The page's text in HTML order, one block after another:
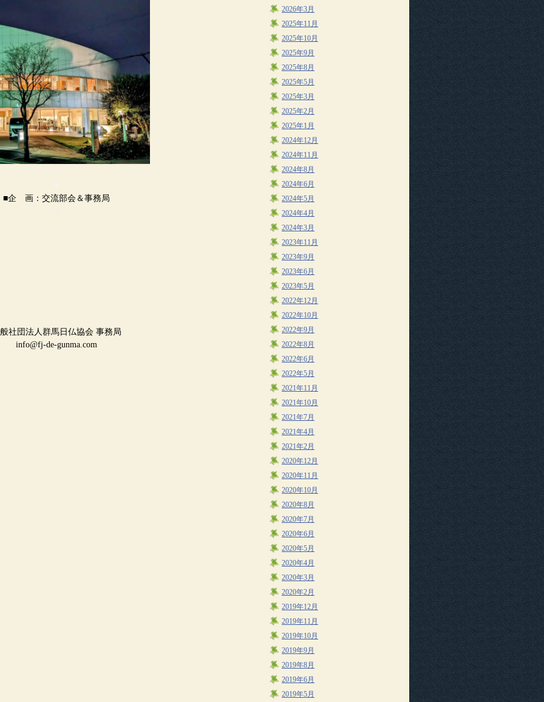
■企 画：交流部会＆事務局
社団法人群馬日仏協会 事務局
info@fj-de-gunma.com
2026年3月
2025年11月
2025年10月
2025年9月
2025年8月
2025年5月
2025年3月
2025年2月
2025年1月
2024年12月
2024年11月
2024年8月
2024年6月
2024年5月
2024年4月
2024年3月
2023年11月
2023年9月
2023年6月
2023年5月
2022年12月
2022年10月
2022年9月
2022年8月
2022年6月
2022年5月
2021年11月
2021年10月
2021年7月
2021年4月
2021年2月
2020年12月
2020年11月
2020年10月
2020年8月
2020年7月
2020年6月
2020年5月
2020年4月
2020年3月
2020年2月
2019年12月
2019年11月
2019年10月
2019年9月
2019年8月
2019年6月
2019年5月